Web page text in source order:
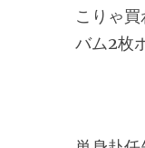
こりゃ
バム2枚